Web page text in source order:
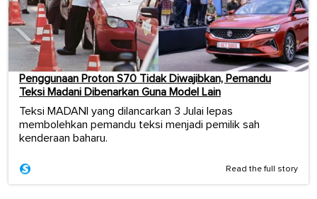
Penggunaan Proton S70 Tidak Diwajibkan, Pemandu
Teksi Madani Dibenarkan Guna Model Lain
Teksi MADANI yang dilancarkan 3 Julai lepas
membolehkan pemandu teksi menjadi pemilik sah
kenderaan baharu.
Read the full story